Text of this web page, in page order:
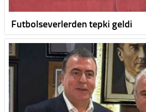
Futbolseverlerden tepki geldi